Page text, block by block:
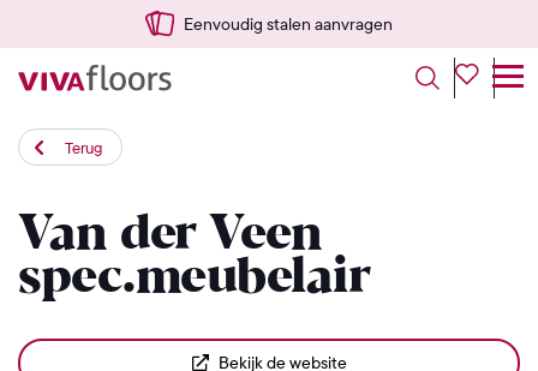
Eenvoudig stalen aanvragen
Terug
Van der Veen
spec.meubelair
Bekijk de website